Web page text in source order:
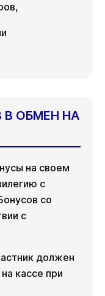
В ОБМЕН НА
на своем
с
со
с
должен
кассе при